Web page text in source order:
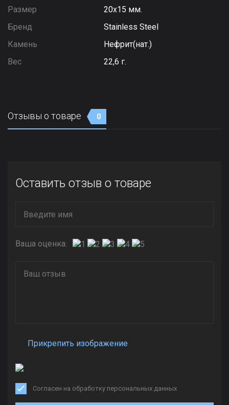
Размер
20х15 мм.
Бренд
Stainless Steel
Камень
Нефрит(нат.)
Вес
22,6 г.
Отзывы о товаре 0
Оставить отзыв о товаре
Ваша оценка:
Прикрепить изображение
Согласен на обработку персональных данных